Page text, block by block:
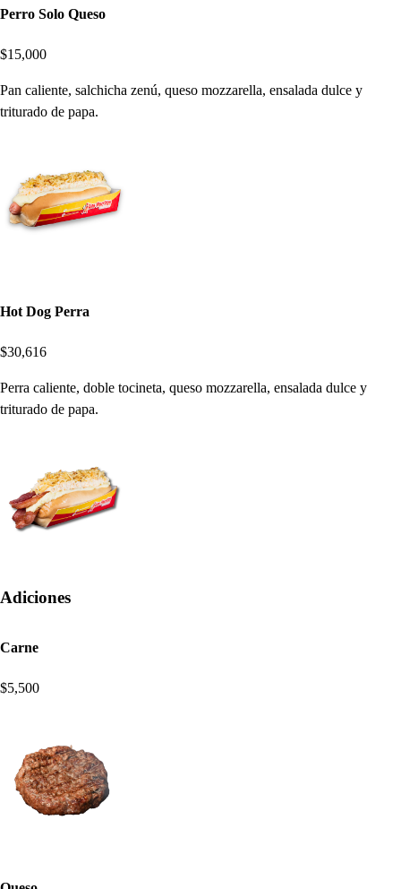
Perro Solo Queso
$15,000
Pan caliente, salchicha zenú, queso mozzarella, ensalada dulce y
triturado de papa.
Hot Dog Perra
$30,616
Perra caliente, doble tocineta, queso mozzarella, ensalada dulce y
triturado de papa.
Adiciones
Carne
$5,500